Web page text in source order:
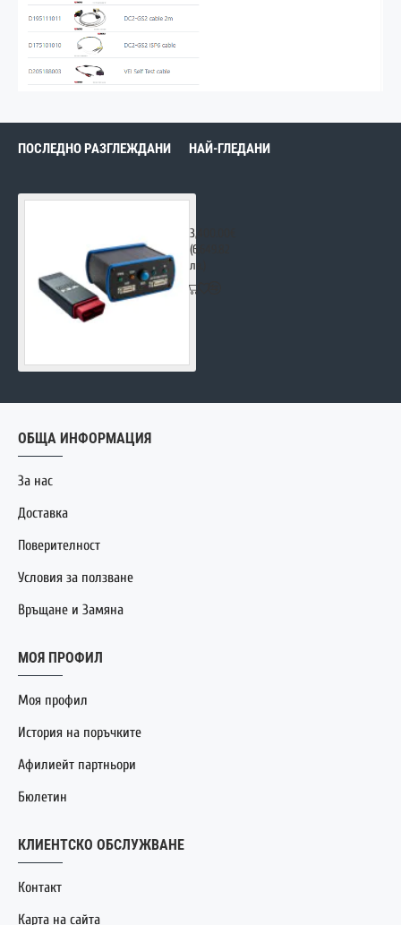
ПОСЛЕДНО РАЗГЛЕЖДАНИ НАЙ-ГЛЕДАНИ
3,400.00€
(6,649.82
лв.)
ОБЩА ИНФОРМАЦИЯ
За нас
Доставка
Поверителност
Условия за ползване
Връщане и Замяна
МОЯ ПРОФИЛ
Моя профил
История на поръчките
Афилиейт партньори
Бюлетин
КЛИЕНТСКО ОБСЛУЖВАНЕ
Контакт
Карта на сайта